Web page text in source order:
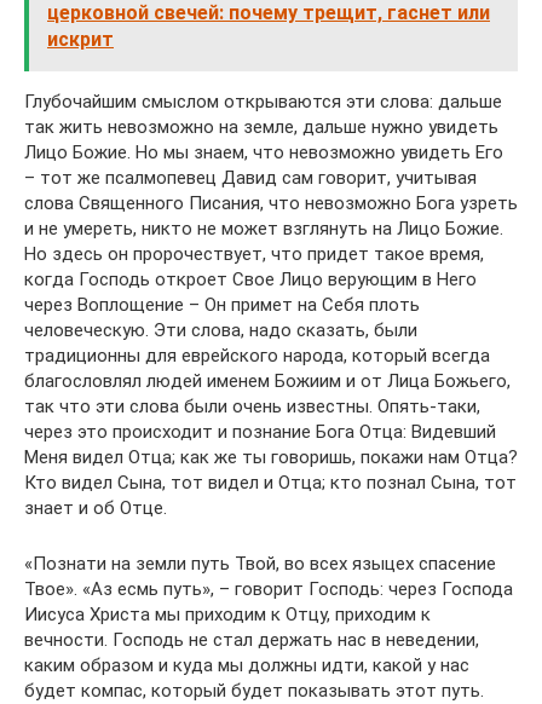
церковной свечей: почему трещит, гаснет или
искрит
Глубочайшим смыслом открываются эти слова: дальше
так жить невозможно на земле, дальше нужно увидеть
Лицо Божие. Но мы знаем, что невозможно увидеть Его
– тот же псалмопевец Давид сам говорит, учитывая
слова Священного Писания, что невозможно Бога узреть
и не умереть, никто не может взглянуть на Лицо Божие.
Но здесь он пророчествует, что придет такое время,
когда Господь откроет Свое Лицо верующим в Него
через Воплощение – Он примет на Себя плоть
человеческую. Эти слова, надо сказать, были
традиционны для еврейского народа, который всегда
благословлял людей именем Божиим и от Лица Божьего,
так что эти слова были очень известны. Опять-таки,
через это происходит и познание Бога Отца: Видевший
Меня видел Отца; как же ты говоришь, покажи нам Отца?
Кто видел Сына, тот видел и Отца; кто познал Сына, тот
знает и об Отце.
«Познати на земли путь Твой, во всех языцех спасение
Твое». «Аз есмь путь», – говорит Господь: через Господа
Иисуса Христа мы приходим к Отцу, приходим к
вечности. Господь не стал держать нас в неведении,
каким образом и куда мы должны идти, какой у нас
будет компас, который будет показывать этот путь.